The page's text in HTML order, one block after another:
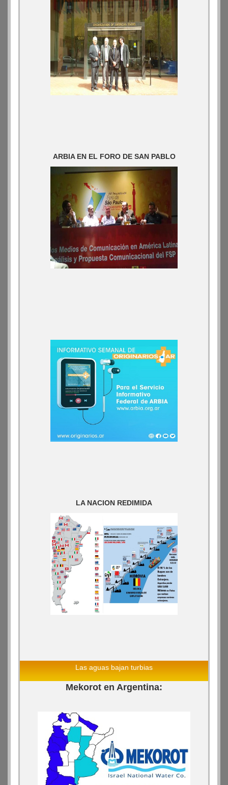
ARBIA EN EL FORO DE SAN PABLO
LA NACION REDIMIDA
Las aguas bajan turbias
Mekorot en Argentina: